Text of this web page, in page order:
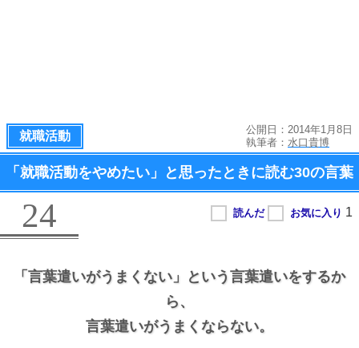
就職活動
公開日：2014年1月8日
執筆者： 水口貴博
「就職活動をやめたい」と思ったときに読む30の言葉
24
「言葉遣いがうまくない」という言葉遣いをするか
ら、
言葉遣いがうまくならない。